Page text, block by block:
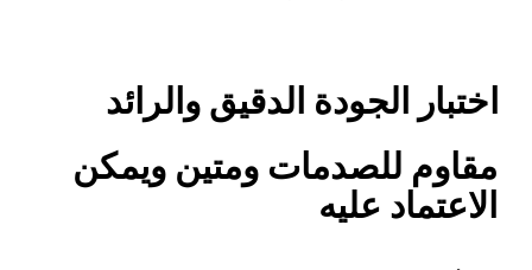
اختبار الجودة الدقيق والرائد
مقاوم للصدمات ومتين ويمكن
الاعتماد عليه